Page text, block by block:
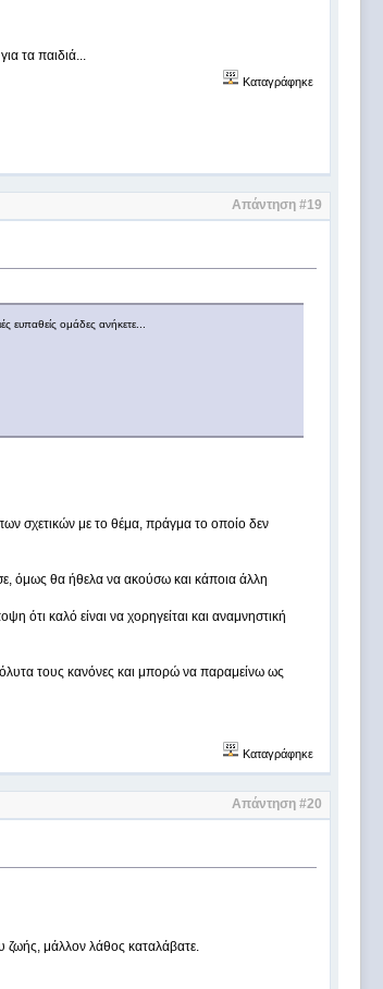
τα παιδιά...
Καταγράφηκε
Απάντηση #19
ευπαθείς ομάδες ανήκετε...
σχετικών με το θέμα, πράγμα το οποίο δεν
όμως θα ήθελα να ακούσω και κάποια άλλη
ότι καλό είναι να χορηγείται και αναμνηστική
τους κανόνες και μπορώ να παραμείνω ως
Καταγράφηκε
Απάντηση #20
ζωής, μάλλον λάθος καταλάβατε.